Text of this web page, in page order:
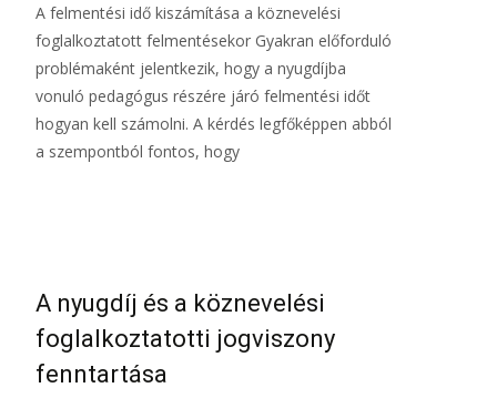
A felmentési idő kiszámítása a köznevelési
foglalkoztatott felmentésekor Gyakran előforduló
problémaként jelentkezik, hogy a nyugdíjba
vonuló pedagógus részére járó felmentési időt
hogyan kell számolni. A kérdés legfőképpen abból
a szempontból fontos, hogy
A nyugdíj és a köznevelési
foglalkoztatotti jogviszony
fenntartása